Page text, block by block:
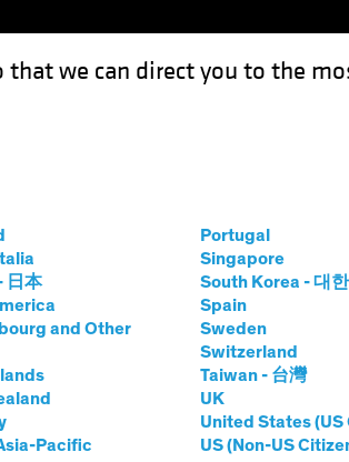
that we can direct you to the
日本
and Other
Pacific
Portugal
Singapore
South Korea - 대
Spain
Sweden
Switzerland
Taiwan - 台灣
UK
United States (US
US (Non-US
responsible for the coverage of